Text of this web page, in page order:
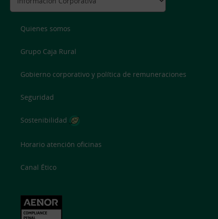
Quienes somos
Grupo Caja Rural
Gobierno corporativo y política de remuneraciones
Seguridad
Sostenibilidad
Horario atención oficinas
Canal Ético